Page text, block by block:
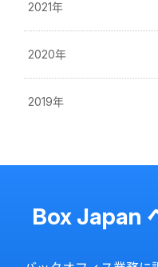
2021年
2020年
2019年
Box Japan